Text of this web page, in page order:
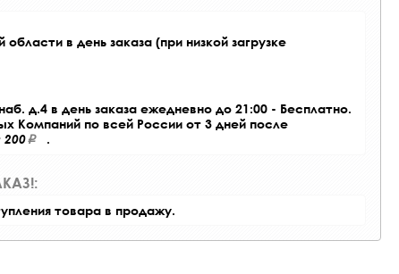
в день заказа (при низкой загрузке
д.4 в день заказа ежедневно до 21:00 - Бесплатно.
Компаний по всей России от 3 дней после
200 .
товара в продажу.